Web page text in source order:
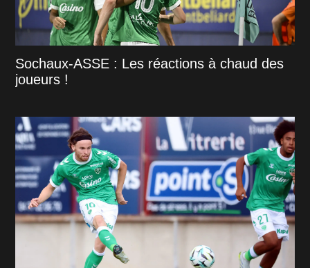
Sochaux-ASSE : Les réactions à chaud des
joueurs !